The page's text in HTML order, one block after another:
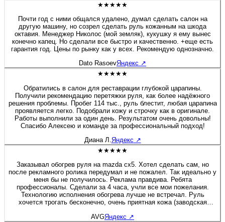
★★★★★
Почти год с ними общался удалено, думал сделать салон на
другую машину, но созрел сделать руль кожанным на шкода
октавия. Менеджер Николос (мой земляк), кукушку я ему вынес
конечно капец. Но сделали все быстро и качественно. +еще есть
гарантия год. Цены по рынку как у всех. Рекомендую однозначно.
Dato RasoevЯндекс ↗
★★★★★
Обратились в салон для реставрации глубокой царапины.
Получили рекомендацию перетяжки руля, как более надёжного
решения проблемы. Пробег 114 тыс., руль блестит, любая царапина
проявляется легко. Подобрали кожу и строчку как в оригинале.
Работы выполнили за один день. Результатом очень довольны!
Спасибо Алексею и команде за профессиональный подход!
Диана Л.Яндекс ↗
★★★★★
Заказывал обогрев руля на mazda cx5. Хотел сделать сам, но
после рекламного ролика передумал и не пожалел. Так идеально у
меня бы не получилось. Реклама правдива. Ребята
профессионалы. Сделали за 4 часа, учли все мои пожелания.
Технологию исполнения обогрева лучше не встречал. Руль
хочется трогать бесконечно, очень приятная кожа (заводская
Уверенно знак качества!
AVGЯндекс ↗